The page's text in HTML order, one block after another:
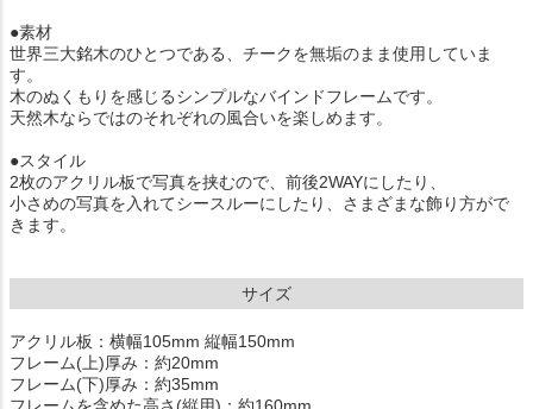
●素材
世界三大銘木のひとつである、チークを無垢のまま使用していま
す。
木のぬくもりを感じるシンプルなバインドフレームです。
天然木ならではのそれぞれの風合いを楽しめます。
●スタイル
2枚のアクリル板で写真を挟むので、前後2WAYにしたり、
小さめの写真を入れてシースルーにしたり、さまざまな飾り方がで
きます。
サイズ
アクリル板：横幅105mm 縦幅150mm
フレーム(上)厚み：約20mm
フレーム(下)厚み：約35mm
フレームを含めた高さ(縦用)：約160mm